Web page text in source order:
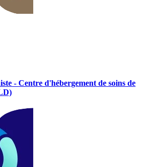
- Centre d'hébergement de soins de